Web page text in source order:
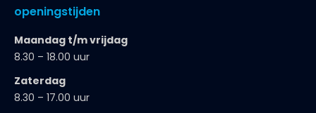
openingstijden
Maandag t/m vrijdag
8.30 – 18.00 uur
Zaterdag
8.30 – 17.00 uur